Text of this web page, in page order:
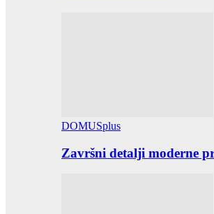
DOMUSplus
Završni detalji moderne